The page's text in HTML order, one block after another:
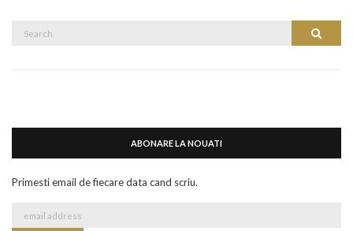
Search
ABONARE LA NOUATI
Primesti email de fiecare data cand scriu.